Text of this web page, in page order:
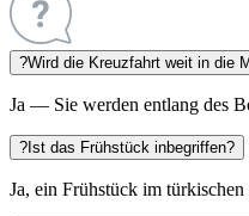
?Wird die Kreuzfahrt weit in die
Ja — Sie werden entlang des
? Ist das Frühstück inbegriffen?
Ja, ein Frühstück im